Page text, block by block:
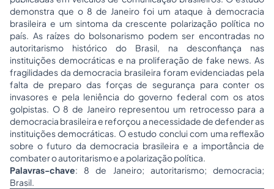
demonstra que o 8 de Janeiro foi um ataque à democracia
brasileira e um sintoma da crescente polarização política no
país. As raízes do bolsonarismo podem ser encontradas no
autoritarismo histórico do Brasil, na desconfiança nas
instituições democráticas e na proliferação de fake news. As
fragilidades da democracia brasileira foram evidenciadas pela
falta de preparo das forças de segurança para conter os
invasores e pela leniência do governo federal com os atos
golpistas. O 8 de Janeiro representou um retrocesso para a
democracia brasileira e reforçou a necessidade de defender as
instituições democráticas. O estudo conclui com uma reflexão
sobre o futuro da democracia brasileira e a importância de
combater o autoritarismo e a polarização política.
Palavras-chave: 8 de Janeiro; autoritarismo; democracia;
Brasil.